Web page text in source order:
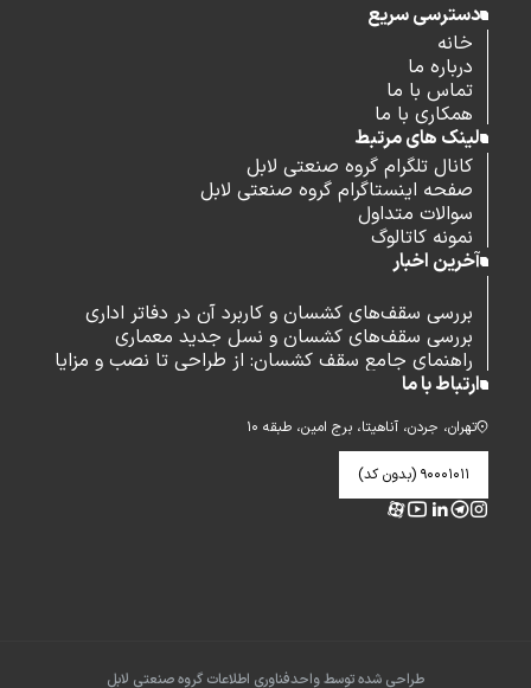
دسترسی سریع
خانه
درباره ما
تماس با ما
همکاری با ما
لینک های مرتبط
کانال تلگرام گروه صنعتی لابل
صفحه اینستاگرام گروه صنعتی لابل
سوالات متداول
نمونه کاتالوگ
آخرین اخبار
بررسی سقف‌های کشسان و کاربرد آن در دفاتر اداری
بررسی سقف‌های کشسان و نسل جدید معماری
راهنمای جامع سقف کشسان: از طراحی تا نصب و مزایا
ارتباط با ما
تهران، جردن، آناهیتا، برج امین، طبقه ۱۰
۹۰۰۰۱۰۱۱ (بدون کد)
طراحی شده توسط واحدفناوری اطلاعات گروه صنعتی لابل